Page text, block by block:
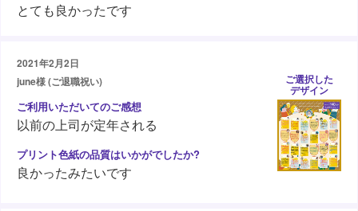
とても良かったです
2021年2月2日
june様 (ご退職祝い)
以前の上司が定年される
良かったみたいです
ご選択した
デザイン